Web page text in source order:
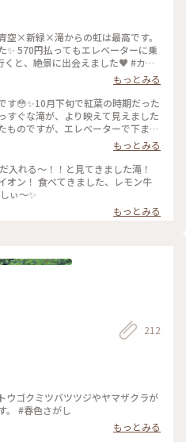
空×新緑×滝からの虹は最高です。
✨ 570円払ってもエレベーターに乗
くと、絶景に出会えました♥️ #カメ
もっとみる
す😳✨10月下旬で紅葉の時期だった
すぐな滝が、より映えて見えました
ものですが、エレベーターで下まで
ある滝が見られます🙆🙆 #華厳の滝
もっとみる
れる〜！！と見てきました滝！
オン！ 食べてきました、レモン牛
ぃ〜✨
もっとみる
212
ゴクミツバツツジやヤマザクラが
咲いて春色で賑わってます。 #春色さがし
もっとみる